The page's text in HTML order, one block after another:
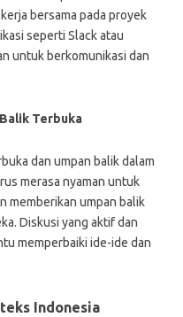
bersama pada proyek
seperti Slack atau
untuk berkomunikasi dan
Terbuka
dan umpan balik dalam
merasa nyaman untuk
memberikan umpan balik
Diskusi yang aktif dan
memperbaiki ide-ide dan
Indonesia